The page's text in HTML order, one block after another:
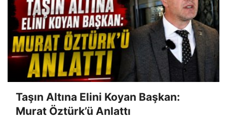
Taşın Altına Elini Koyan Başkan:
Murat Öztürk’ü Anlattı